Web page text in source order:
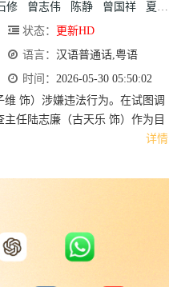
修 曾志伟 陈静 曾国祥 夏嫣
状态：
更新HD
语言： 汉语普通话,粤语
时间： 2026-05-30 05:50:02
详情
饰）涉嫌违法行为。在试图调
任陆志廉（古天乐 饰）作为目